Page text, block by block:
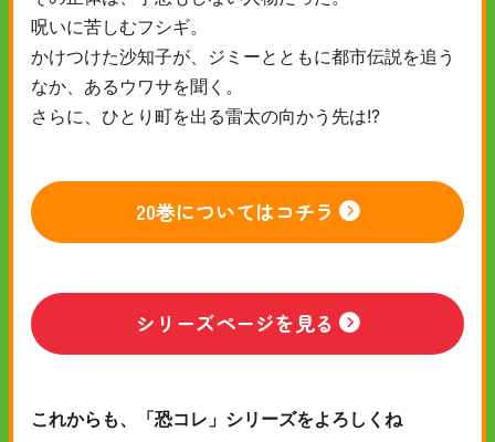
呪いに苦しむフシギ。
かけつけた沙知子が、ジミーとともに都市伝説を追う
なか、あるウワサを聞く。
さらに、ひとり町を出る雷太の向かう先は!?
20巻についてはコチラ
シリーズページを見る
これからも、「恐コレ」シリーズをよろしくね